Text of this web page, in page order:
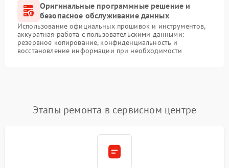
Оригинальные программные решение и
безопасное обслуживание данных
Использование официальных прошивок и инструментов,
аккуратная работа с пользовательскими данными:
резервное копирование, конфиденциальность и
восстановление информации при необходимости
Этапы ремонта в сервисном центре